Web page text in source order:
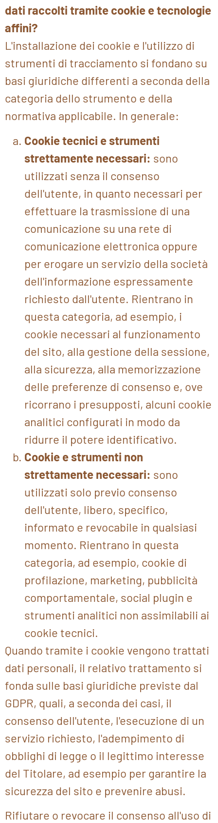
dati raccolti tramite cookie e tecnologie
affini?
L'installazione dei cookie e l'utilizzo di
strumenti di tracciamento si fondano su
basi giuridiche differenti a seconda della
categoria dello strumento e della
normativa applicabile. In generale:
Cookie tecnici e strumenti
strettamente necessari: sono
utilizzati senza il consenso
dell'utente, in quanto necessari per
effettuare la trasmissione di una
comunicazione su una rete di
comunicazione elettronica oppure
per erogare un servizio della società
dell'informazione espressamente
richiesto dall'utente. Rientrano in
questa categoria, ad esempio, i
cookie necessari al funzionamento
del sito, alla gestione della sessione,
alla sicurezza, alla memorizzazione
delle preferenze di consenso e, ove
ricorrano i presupposti, alcuni cookie
analitici configurati in modo da
ridurre il potere identificativo.
Cookie e strumenti non
strettamente necessari: sono
utilizzati solo previo consenso
dell'utente, libero, specifico,
informato e revocabile in qualsiasi
momento. Rientrano in questa
categoria, ad esempio, cookie di
profilazione, marketing, pubblicità
comportamentale, social plugin e
strumenti analitici non assimilabili ai
cookie tecnici.
Quando tramite i cookie vengono trattati
dati personali, il relativo trattamento si
fonda sulle basi giuridiche previste dal
GDPR, quali, a seconda dei casi, il
consenso dell'utente, l'esecuzione di un
servizio richiesto, l'adempimento di
obblighi di legge o il legittimo interesse
del Titolare, ad esempio per garantire la
sicurezza del sito e prevenire abusi.
Rifiutare o revocare il consenso all'uso di